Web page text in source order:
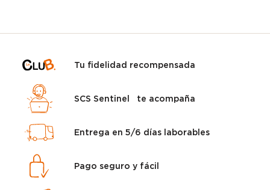
Tu fidelidad recompensada
SCS Sentinel te acompaña
Entrega en 5/6 días laborables
Pago seguro y fácil